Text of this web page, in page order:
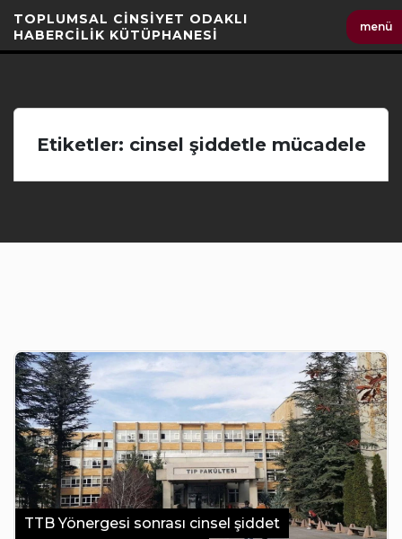
Geç
TOPLUMSAL CİNSİYET ODAKLI
HABERCİLİK KÜTÜPHANESİ
menü
Etiketler: cinsel şiddetle mücadele
TTB Yönergesi sonrası cinsel şiddet